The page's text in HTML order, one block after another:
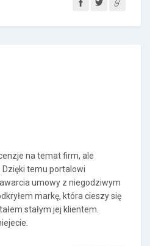
na temat firm, ale
temu portalowi
umowy z niegodziwym
markę, która cieszy się
stałym jej klientem.